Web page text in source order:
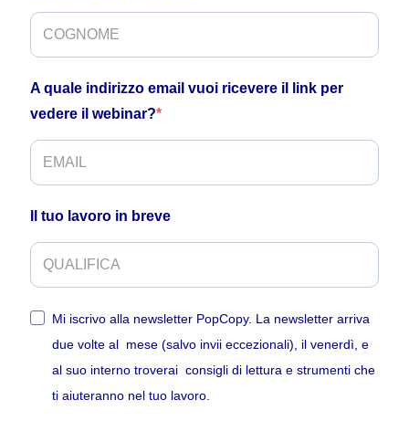
A quale indirizzo email vuoi ricevere il link per
vedere il webinar?
Il tuo lavoro in breve
Mi iscrivo alla newsletter PopCopy. La newsletter arriva
due volte al mese (salvo invii eccezionali), il venerdì, e
al suo interno troverai consigli di lettura e strumenti che
ti aiuteranno nel tuo lavoro.